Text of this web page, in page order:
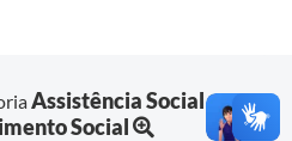
Assistência Social e
Social